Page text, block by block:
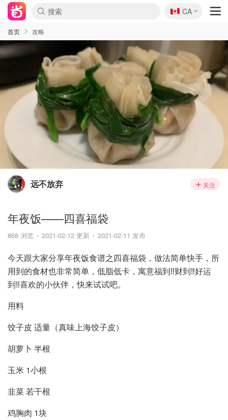
🇨🇦
CA
首页 攻略
远不放弃 关注
年夜饭——四喜福袋
868 浏览 2021-02-12 更新 2021-02-11 发布
今天跟大家分享年夜饭食谱之四喜福袋，做法简单快手，所
用到的食材也非常简单，低脂低卡，寓意福到‼️财到‼️好运
到‼️喜欢的小伙伴，快来试试吧。
用料
饺子皮 适量（真味上海饺子皮）
胡萝卜 半根
玉米 1小根
韭菜 若干根
鸡胸肉 1块